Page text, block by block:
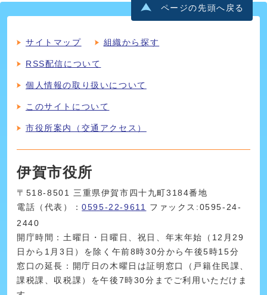
ページの先頭へ戻る
サイトマップ 組織から探す
RSS配信について
個人情報の取り扱いについて
このサイトについて
市役所案内（交通アクセス）
伊賀市役所
〒518-8501 三重県伊賀市四十九町3184番地
電話（代表）：0595-22-9611
ファックス:0595-24-
2440
開庁時間：土曜日・日曜日、祝日、年末年始（12月29
日から1月3日）を除く午前8時30分から午後5時15分
窓口の延長：開庁日の木曜日は証明窓口（戸籍住民課、
課税課、収税課）を午後7時30分までご利用いただけま